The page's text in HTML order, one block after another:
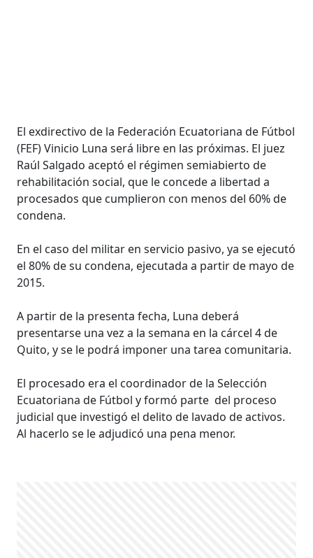
El exdirectivo de la Federación Ecuatoriana de Fútbol
(FEF) Vinicio Luna será libre en las próximas. El juez
Raúl Salgado aceptó el régimen semiabierto de
rehabilitación social, que le concede a libertad a
procesados que cumplieron con menos del 60% de
condena.
En el caso del militar en servicio pasivo, ya se ejecutó
el 80% de su condena, ejecutada a partir de mayo de
2015.
A partir de la presenta fecha, Luna deberá
presentarse una vez a la semana en la cárcel 4 de
Quito, y se le podrá imponer una tarea comunitaria.
El procesado era el coordinador de la Selección
Ecuatoriana de Fútbol y formó parte del proceso
judicial que investigó el delito de lavado de activos.
Al hacerlo se le adjudicó una pena menor.